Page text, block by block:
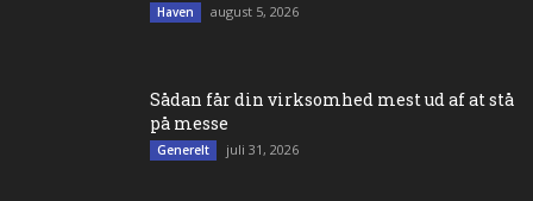
Haven august 5, 2026
Sådan får din virksomhed mest ud af at stå
på messe
Generelt juli 31, 2026